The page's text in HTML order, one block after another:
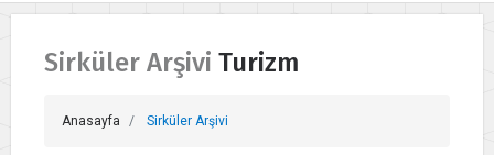
Sirküler Arşivi Turizm
Anasayfa Sirküler Arşivi